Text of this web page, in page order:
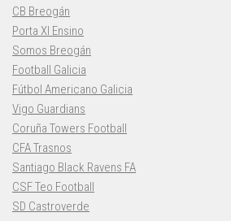
CB Breogán
Porta XI Ensino
Somos Breogán
Football Galicia
Fútbol Americano Galicia
Vigo Guardians
Coruña Towers Football
CFA Trasnos
Santiago Black Ravens FA
CSF Teo Football
SD Castroverde